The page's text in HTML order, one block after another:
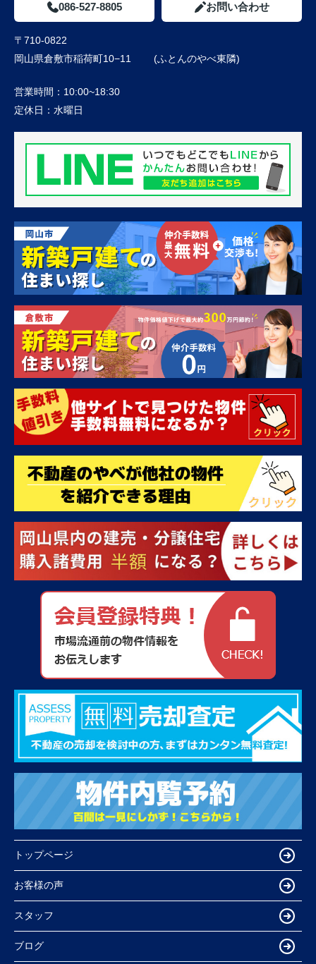
086-527-8805 お問い合わせ
〒710-0822
岡山県倉敷市稲荷町10−11 (ふとんのやべ東隣)
営業時間： 10:00~18:30
定休日： 水曜日
トップページ
お客様の声
スタッフ
ブログ